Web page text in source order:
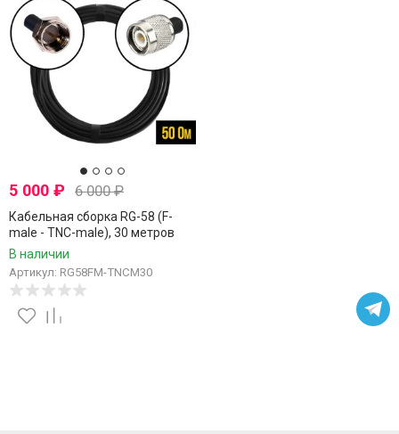
5 000 ₽ 6 000₽
Кабельная сборка RG-58 (F-
male - TNC-male), 30 метров
В наличии
Артикул: RG58FM-TNCM30